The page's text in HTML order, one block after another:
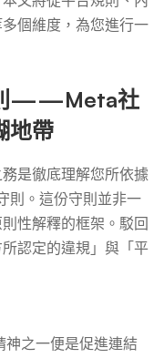
個維度，為您進行一
則——Meta社
地帶
是徹底理解您所依據
。這份守則並非一
性解釋的框架。駁回
認定的違規」與「平
神之一便是促進連結